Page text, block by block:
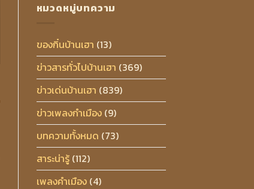
หมวดหมู่บทความ
ของกิ๋นบ้านเฮา (13)
ข่าวสารทั่วไปบ้านเฮา (369)
ข่าวเด่นบ้านเฮา (839)
ข่าวเพลงกำเมือง(9)
บทความทั้งหมด (73)
สาระน่ารู้(112)
เพลงคำเมือง(4)